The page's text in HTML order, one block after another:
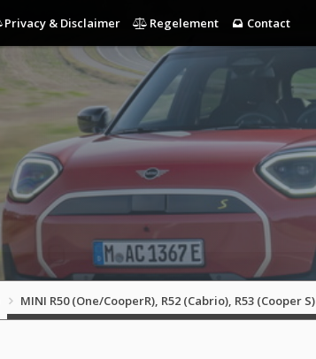
Privacy & Disclaimer Regelement Contact
MINI R50 (One/CooperR), R52 (Cabrio), R53 (Cooper S)